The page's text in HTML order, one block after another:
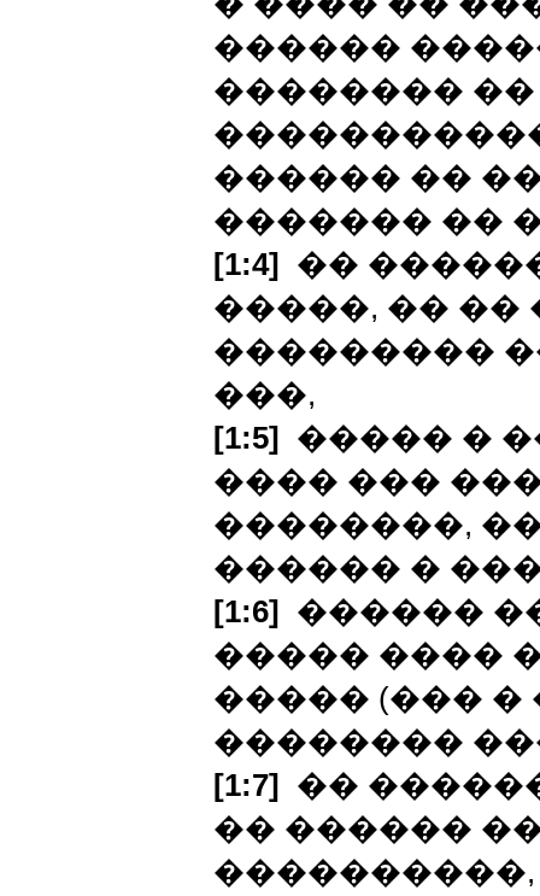
������
��������
������ ��
������� ��
[1:4] ��
�����, �� ��
���������
���,
[1:5] ����� �
���� ���
��������,
������ �
[1:6] ������
����� ����
����� (��� �
��������
[1:7] ��
�� ������